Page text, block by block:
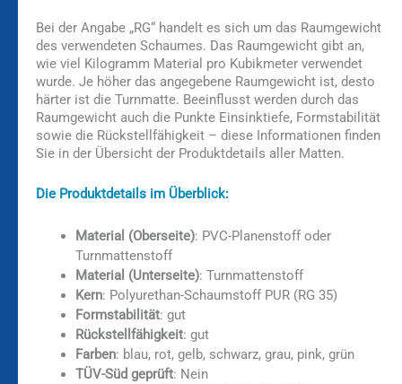
Bei der Angabe „RG“ handelt es sich um das Raumgewicht
des verwendeten Schaumes. Das Raumgewicht gibt an,
wie viel Kilogramm Material pro Kubikmeter verwendet
wurde. Je höher das angegebene Raumgewicht ist, desto
härter ist die Turnmatte. Beeinflusst werden durch das
Raumgewicht auch die Punkte Einsinktiefe, Formstabilität
sowie die Rückstellfähigkeit – diese Informationen finden
Sie in der Übersicht der Produktdetails aller Matten.
Die Produktdetails im Überblick:
Material (Oberseite): PVC-Planenstoff oder
Turnmattenstoff
Material (Unterseite): Turnmattenstoff
Kern: Polyurethan-Schaumstoff PUR (RG 35)
Formstabilität: gut
Rückstellfähigkeit: gut
Farben: blau, rot, gelb, schwarz, grau, pink, grün
TÜV-Süd geprüft: Nein